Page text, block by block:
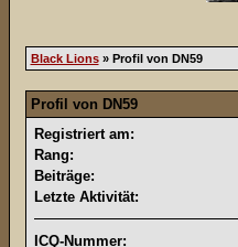
Black Lions» Profil von DN59
Profil von DN59
Registriert am:
Rang:
Beiträge:
Letzte Aktivität:
ICQ-Nummer: